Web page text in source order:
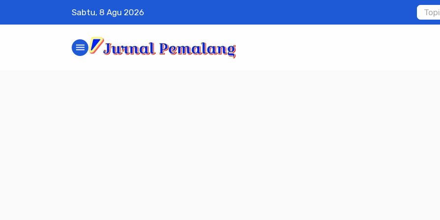
Sabtu, 8 Agu 2026
menu